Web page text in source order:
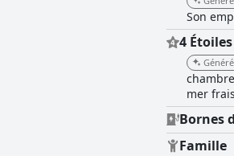
Son
4 Étoiles
mer
Bornes
Famille